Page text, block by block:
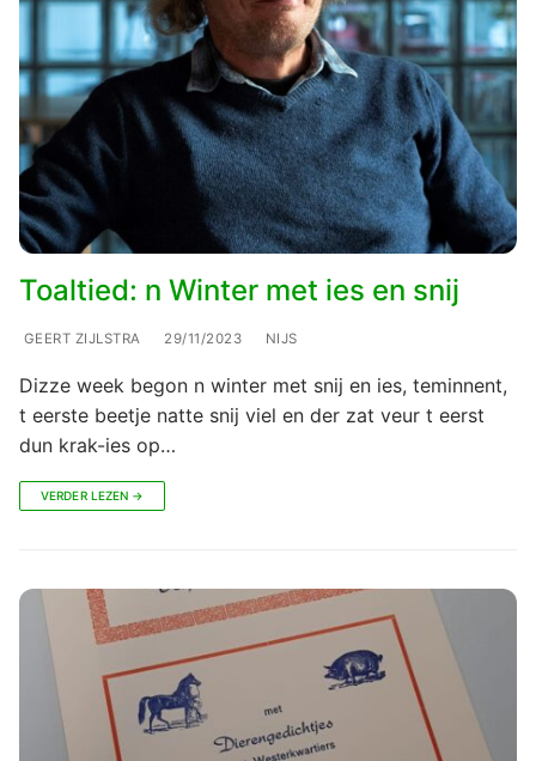
Toaltied: n Winter met ies en snij
GEERT ZIJLSTRA 29/11/2023 NIJS
Dizze week begon n winter met snij en ies, teminnent,
t eerste beetje natte snij viel en der zat veur t eerst
dun krak-ies op…
VERDER LEZEN →